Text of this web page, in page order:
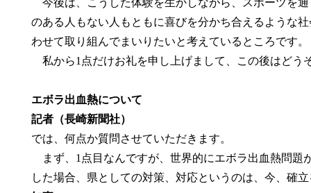
今後は、こうした体験を生かしながら、スポーツを
のある人もない人もともに喜びを分かち合えるような
わせて取り組んでまいりたいと考えているところです。
私から1点だけお礼を申し上げまして、この後はどう
エボラ出血熱について
記者（長崎新聞社）
では、何点か質問させていただきます。
まず、1点目なんですが、世界的にエボラ出血熱問題
した場合、県としての対策、対応というのは、今、確